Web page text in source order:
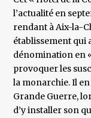
l’actualité en
rendant à Aix-la-
établissement qui
dénomination en
provoquer les
la monarchie. Il en
Grande Guerre,
d’y installer son